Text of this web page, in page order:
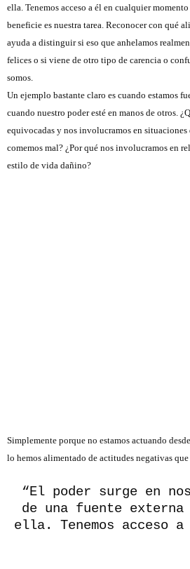
ella. Tenemos acceso a él en cualquier
beneficie es nuestra tarea. Reconocer con qué
ayuda a distinguir si eso que anhelamos
felices o si viene de otro tipo de carencia o
somos.
Un ejemplo bastante claro es cuando estamos
cuando nuestro poder esté en manos de otros.
equivocadas y nos involucramos en situaciones
comemos mal? ¿Por qué nos involucramos en
estilo de vida dañino?
Simplemente porque no estamos actuando
lo hemos alimentado de actitudes negativas
“El poder surge en
de una fuente externa
ella. Tenemos acceso